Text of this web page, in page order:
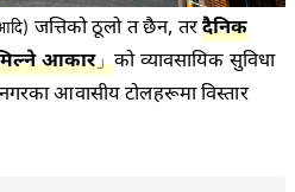
जत्तिको ठूलो त छैन, तरदैनिक
आकार」को व्यावसायिक सुविधा
आवासीय टोलहरूमा विस्तार